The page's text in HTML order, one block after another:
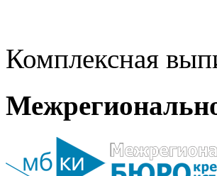
Комплексная